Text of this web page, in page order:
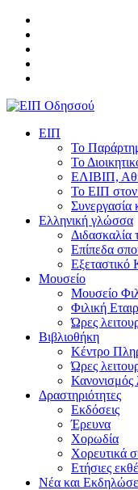
ΕΙΠ
Το
Το
ΕΛΙΒΙΠ,
Το ΕΙΠ
Συνεργασία
Ελληνική γλώσσα
Διδασκαλία
Επίπεδα
Εξεταστικό
Μουσείο
Μουσείο
Φιλική
Ώρες
Βιβλιοθήκη
Κέντρο
Ώρες
Κανονισμός
Δραστηριότητες
Εκδόσεις
Έρευνα
Χορωδία
Χορευτικά
Ετήσιες
Νέα και